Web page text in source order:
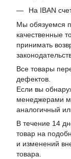
На IBAN
Мы обязуемся
качественные
принимать
Все товары
дефектов.
Если вы
менеджерами
аналогичный
В течение 14
товар на
и изменений
товара.